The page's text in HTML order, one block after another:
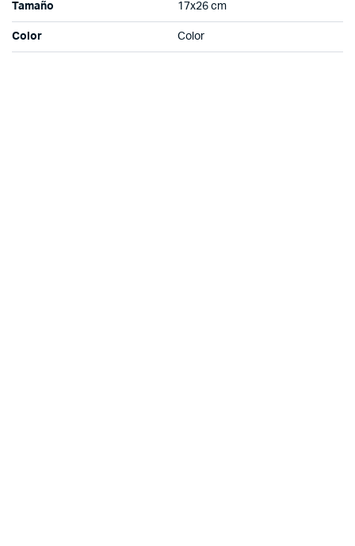
Tamaño 17x26 cm
Color Color